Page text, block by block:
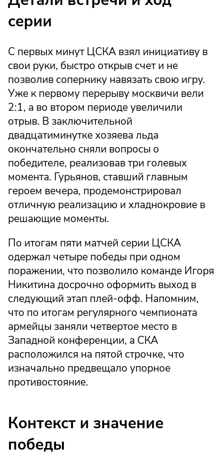
серии
С первых минут ЦСКА взял инициативу в
свои руки, быстро открыв счет и не
позволив сопернику навязать свою игру.
Уже к первому перерыву москвичи вели
2:1, а во втором периоде увеличили
отрыв. В заключительной
двадцатиминутке хозяева льда
окончательно сняли вопросы о
победителе, реализовав три голевых
момента. Гурьянов, ставший главным
героем вечера, продемонстрировал
отличную реализацию и хладнокровие в
решающие моменты.
По итогам пяти матчей серии ЦСКА
одержал четыре победы при одном
поражении, что позволило команде Игоря
Никитина досрочно оформить выход в
следующий этап плей-офф. Напомним,
что по итогам регулярного чемпионата
армейцы заняли четвертое место в
Западной конференции, а СКА
расположился на пятой строчке, что
изначально предвещало упорное
противостояние.
Контекст и значение
победы